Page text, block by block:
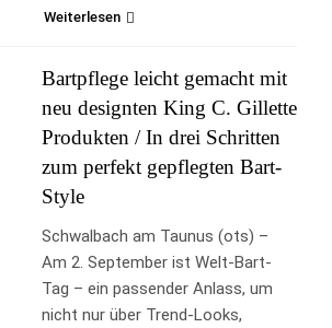
Weiterlesen
Bartpflege leicht gemacht mit
neu designten King C. Gillette
Produkten / In drei Schritten
zum perfekt gepflegten Bart-
Style
Schwalbach am Taunus (ots) –
Am 2. September ist Welt-Bart-
Tag – ein passender Anlass, um
nicht nur über Trend-Looks,